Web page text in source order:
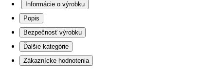
Informácie o výrobku
Popis
Bezpečnosť výrobku
Ďalšie kategórie
Zákaznícke hodnotenia